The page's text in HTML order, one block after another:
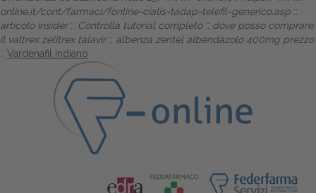
online.it/cont/farmaci/fonline-cialis-tadap-telefil-generico.asp ::
articolo insider:: Controlla tutorial completo:: dove posso comprare
il valtrex zelitrex talavir:: albenza zentel albendazolo 400mg prezzo
:: Vardenafil indiano